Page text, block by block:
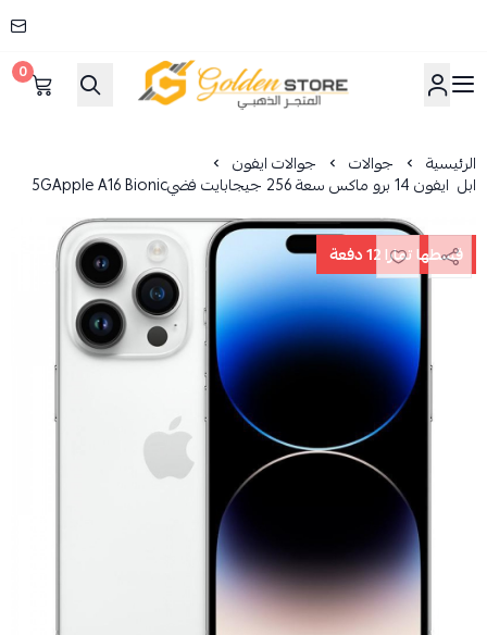
المتجر الذهبي
0
الرئيسية جوالات جوالات ايفون
ابل‎‎ ‎‎ ايفون 14 برو ماكس‎‎ ‎سعة 256 جيجابايت‎‎ فضي‎‎5‎G‎‎Apple A16‎ Bionic‎
قسطها تمارا 12 دفعة